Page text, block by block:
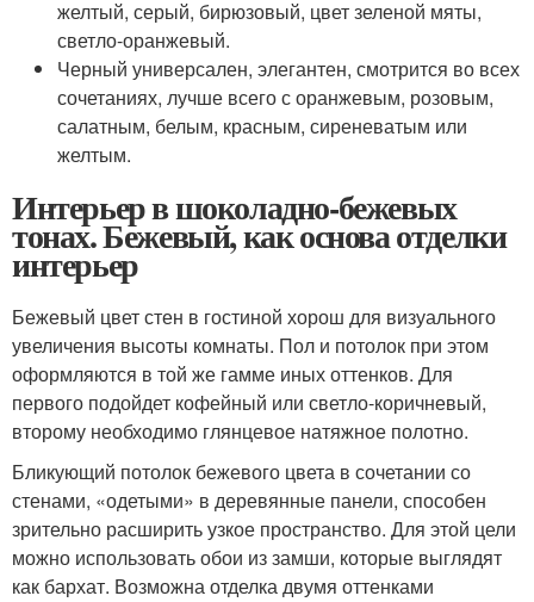
желтый, серый, бирюзовый, цвет зеленой мяты,
светло-оранжевый.
Черный универсален, элегантен, смотрится во всех
сочетаниях, лучше всего с оранжевым, розовым,
салатным, белым, красным, сиреневатым или
желтым.
Интерьер в шоколадно-бежевых
тонах. Бежевый, как основа отделки
интерьер
Бежевый цвет стен в гостиной хорош для визуального
увеличения высоты комнаты. Пол и потолок при этом
оформляются в той же гамме иных оттенков. Для
первого подойдет кофейный или светло-коричневый,
второму необходимо глянцевое натяжное полотно.
Бликующий потолок бежевого цвета в сочетании со
стенами, «одетыми» в деревянные панели, способен
зрительно расширить узкое пространство. Для этой цели
можно использовать обои из замши, которые выглядят
как бархат. Возможна отделка двумя оттенками